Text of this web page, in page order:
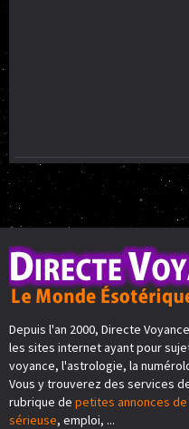
Depuis l'an 2000, Directe
les sites internet ayant pour
voyance, l'astrologie, la
Vous y trouverez des services
rubrique de petites annonces de
sérieuse, emploi, ...